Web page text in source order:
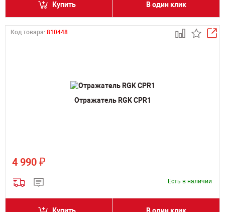
Купить В один клик
Код товара: 810448
Отражатель RGK CPR1
4 990 ₽
Есть в наличии